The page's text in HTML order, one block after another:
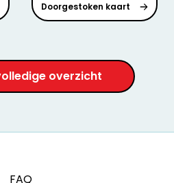
Doorgestoken kaart
overzicht
FAQ